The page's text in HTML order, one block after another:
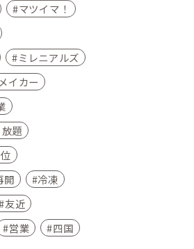
マツイマ！
ミレニアルズ
イカー
題
開
冷凍
友近
営業
四国